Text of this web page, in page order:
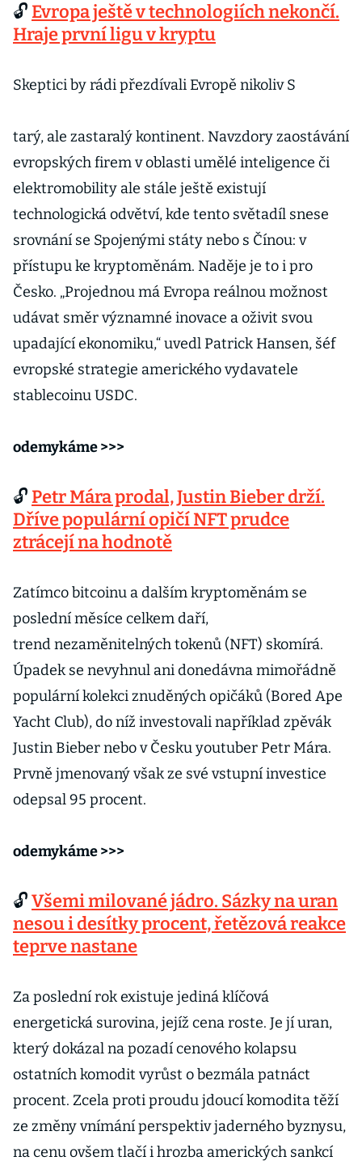
🔓Evropa ještě v technologiích nekončí.
Hraje první ligu v kryptu
Skeptici by rádi přezdívali Evropě nikoliv S
tarý, ale zastaralý kontinent. Navzdory zaostávání
evropských firem v oblasti umělé inteligence či
elektromobility ale stále ještě existují
technologická odvětví, kde tento světadíl snese
srovnání se Spojenými státy nebo s Čínou: v
přístupu ke kryptoměnám. Naděje je to i pro
Česko. „Projednou má Evropa reálnou možnost
udávat směr významné inovace a oživit svou
upadající ekonomiku,“ uvedl Patrick Hansen, šéf
evropské strategie amerického vydavatele
stablecoinu USDC.
odemykáme >>>
🔓Petr Mára prodal, Justin Bieber drží.
Dříve populární opičí NFT prudce
ztrácejí na hodnotě
Zatímco bitcoinu a dalším kryptoměnám se
poslední měsíce celkem daří,
trend nezaměnitelných tokenů (NFT) skomírá.
Úpadek se nevyhnul ani donedávna mimořádně
populární kolekci znuděných opičáků (Bored Ape
Yacht Club), do níž investovali například zpěvák
Justin Bieber nebo v Česku youtuber Petr Mára.
Prvně jmenovaný však ze své vstupní investice
odepsal 95 procent.
odemykáme >>>
🔓Všemi milované jádro. Sázky na uran
nesou i desítky procent, řetězová reakce
teprve nastane
Za poslední rok existuje jediná klíčová
energetická surovina, jejíž cena roste. Je jí uran,
který dokázal na pozadí cenového kolapsu
ostatních komodit vyrůst o bezmála patnáct
procent. Zcela proti proudu jdoucí komodita těží
ze změny vnímání perspektiv jaderného byznysu,
na cenu ovšem tlačí i hrozba amerických sankcí